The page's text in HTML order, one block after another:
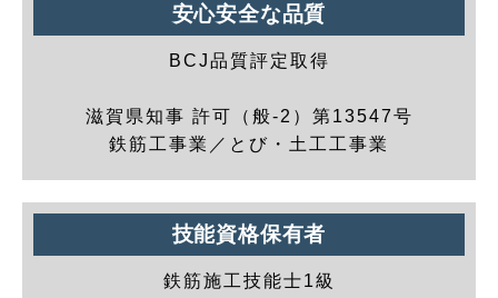
安心安全な品質
BCJ品質評定取得
滋賀県知事 許可（般-2）第13547号
鉄筋工事業／とび・土工工事業
技能資格保有者
鉄筋施工技能士1級